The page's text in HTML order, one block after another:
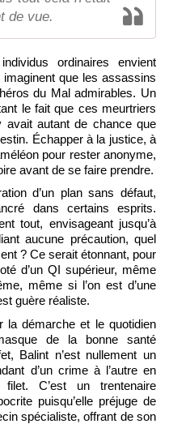
de vue.
ordinaires envient
imaginent que les assassins
du Mal admirables. Un
le fait que ces meurtriers
avait autant de chance que
Échapper à la justice, à
pour rester anonyme,
avant de se faire prendre.
d’un plan sans défaut,
dans certains esprits.
tout, envisageant jusqu’à
aucune précaution, quel
? Ce serait étonnant, pour
d’un QI supérieur, même
même si l’on est d’une
guère réaliste.
la démarche et le quotidien
de la bonne santé
Balint n’est nullement un
d’un crime à l’autre en
C’est un trentenaire
puisqu’elle préjuge de
spécialiste, offrant de son